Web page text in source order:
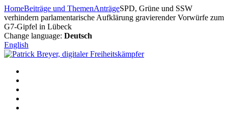
Zum
Inhalt
springen
HomeBeiträge und ThemenAnträgeSPD, Grüne und SSW
verhindern parlamentarische Aufklärung gravierender Vorwürfe zum
G7-Gipfel in Lübeck
Change language: Deutsch
English